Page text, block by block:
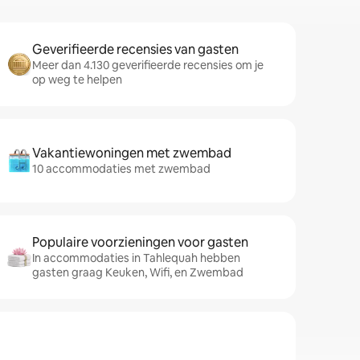
Geverifieerde recensies van gasten
Meer dan 4.130 geverifieerde recensies om je
op weg te helpen
Vakantiewoningen met zwembad
10 accommodaties met zwembad
Populaire voorzieningen voor gasten
In accommodaties in Tahlequah hebben
gasten graag Keuken, Wifi, en Zwembad